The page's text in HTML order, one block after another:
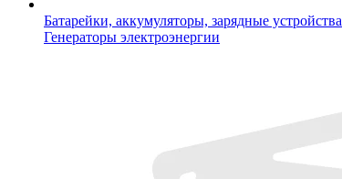
Батарейки, аккумуляторы, зарядные устройства
Генераторы электроэнергии